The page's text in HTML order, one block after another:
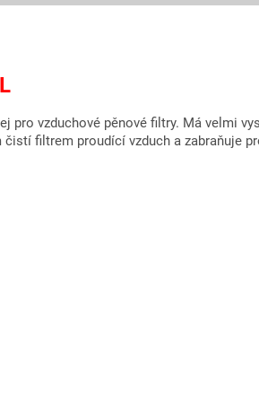
pro vzduchové pěnové filtry. Má velmi
filtrem proudící vzduch a zabraňuje